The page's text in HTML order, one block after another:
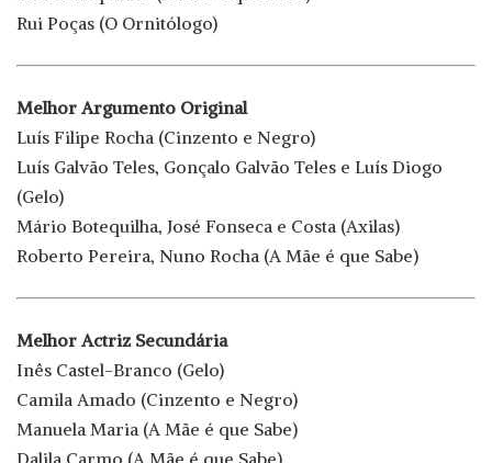
Rui Poças (O Ornitólogo)
Melhor Argumento Original
Luís Filipe Rocha (Cinzento e Negro)
Luís Galvão Teles, Gonçalo Galvão Teles e Luís Diogo
(Gelo)
Mário Botequilha, José Fonseca e Costa (Axilas)
Roberto Pereira, Nuno Rocha (A Mãe é que Sabe)
Melhor Actriz Secundária
Inês Castel-Branco (Gelo)
Camila Amado (Cinzento e Negro)
Manuela Maria (A Mãe é que Sabe)